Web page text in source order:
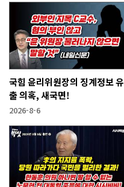
국힘 윤리위원장의 징계정보 유
출 의혹, 새국면!
2026-8-6